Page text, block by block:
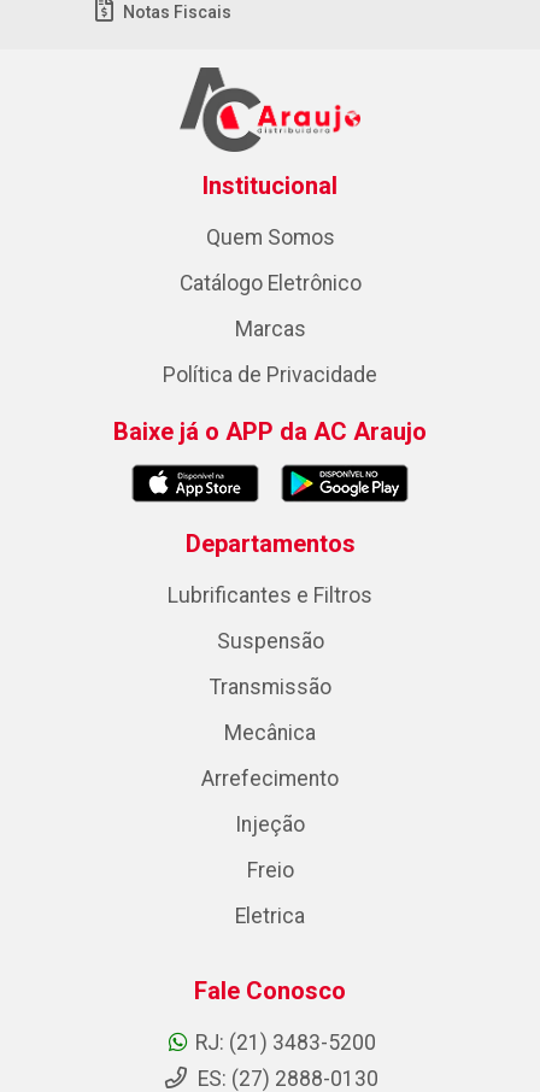
Notas Fiscais
Institucional
Quem Somos
Catálogo Eletrônico
Marcas
Política de Privacidade
Baixe já o APP da AC Araujo
Departamentos
Lubrificantes e Filtros
Suspensão
Transmissão
Mecânica
Arrefecimento
Injeção
Freio
Eletrica
Fale Conosco
RJ: (21) 3483-5200
ES: (27) 2888-0130